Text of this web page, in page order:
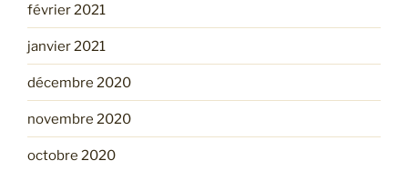
février 2021
janvier 2021
décembre 2020
novembre 2020
octobre 2020